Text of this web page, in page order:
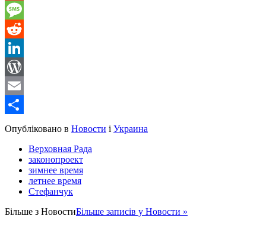
Gmail
Message
Reddit
LinkedIn
WordPress
Email
Share
Опубліковано в Новости і Украина
Верховная Рада
законопроект
зимнее время
летнее время
Стефанчук
Більше з НовостиБільше записів у Новости »